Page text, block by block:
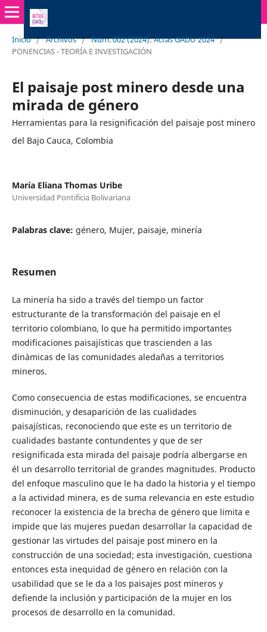
Inicio / Archivos / Núm. 002 (2024): Actas GADU 2024 /
PONENCIAS - TEORÍA E INVESTIGACIÓN
El paisaje post minero desde una
mirada de género
Herramientas para la resignificación del paisaje post minero
del Bajo Cauca, Colombia
María Eliana Thomas Uribe
Universidad Pontificia Bolivariana
Palabras clave: género, Mujer, paisaje, minería
Resumen
La minería ha sido a través del tiempo un factor
estructurante de la transformación del paisaje en el
territorio colombiano, lo que ha permitido importantes
modificaciones paisajísticas que trascienden a las
dinámicas de las comunidades aledañas a territorios
mineros.
Como consecuencia de estas modificaciones, se encuentra
disminución, y desaparición de las cualidades
paisajísticas, reconociendo que este es un territorio de
cualidades bastante contundentes y que de ser
resignificada esta mirada del paisaje podría albergarse en
él un desarrollo territorial de grandes magnitudes. Producto
del enfoque masculino que le ha dado la historia y el tiempo
a la actividad minera, es de suma relevancia en este estudio
reconocer la existencia de la brecha de género que limita e
impide que las mujeres puedan desarrollar la capacidad de
gestionar las virtudes del paisaje post minero en la
construcción de una sociedad; esta investigación, cuestiona
entonces esta inequidad de género en relación con la
usabilidad que se le da a los paisajes post mineros y
defiende la inclusión y participación de la mujer en los
procesos de desarrollo en la comunidad.